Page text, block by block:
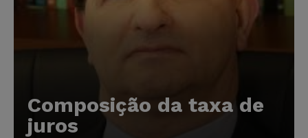
Composição da taxa de
juros